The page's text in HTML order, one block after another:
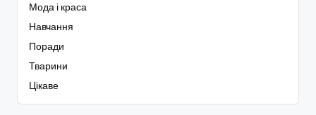
Мода і краса
Навчання
Поради
Тварини
Цікаве